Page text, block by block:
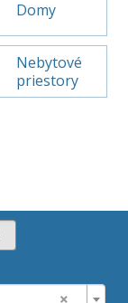
Domy
Nebytové
priestory
×